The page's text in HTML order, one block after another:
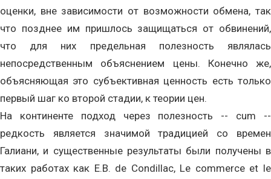
оценки, вне зависимости от возможности обмена, так
что позднее им пришлось защищаться от обвинений,
что для них предельная полезность являлась
непосредственным объяснением цены. Конечно же,
объясняющая это субъективная ценность есть только
первый шаг ко второй стадии, к теории цен.
На континенте подход через полезность -- cum --
редкость является значимой традицией со времен
Галиани, и существенные результаты были получены в
таких работах как E.B. de Condillac, Le commerce et le